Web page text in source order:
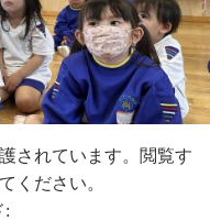
されています。閲覧す
ください。
: